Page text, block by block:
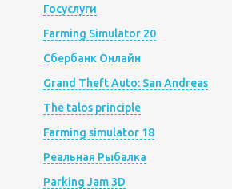
Госуслуги
Farming Simulator 20
Сбербанк Онлайн
Grand Theft Auto: San Andreas
The talos principle
Farming simulator 18
Реальная Рыбалка
Parking Jam 3D